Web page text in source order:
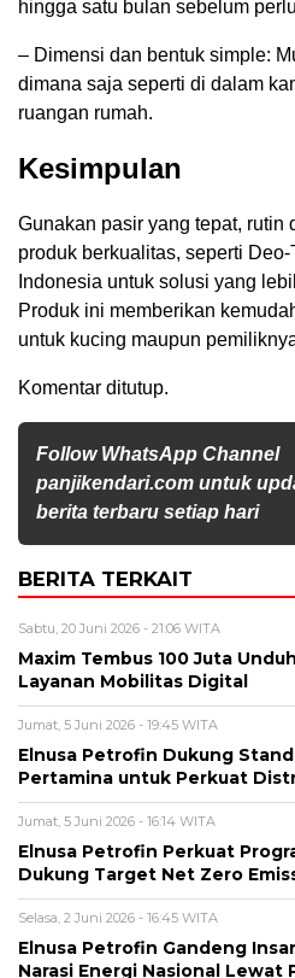
hingga satu bulan sebelum
– Dimensi dan bentuk simple:
dimana saja seperti di dalam
ruangan rumah.
Kesimpulan
Gunakan pasir yang tepat, rutin
produk berkualitas, seperti
Indonesia untuk solusi yang
Produk ini memberikan
untuk kucing maupun
Komentar ditutup.
Follow WhatsApp Channel
panjikendari.com untuk
berita terbaru setiap hari
BERITA TERKAIT
Sabtu, 20 Juni 2026 - 21:06 WITA
Maxim Tembus 100 Juta
Layanan Mobilitas Digital
Jumat, 5 Juni 2026 - 19:45 WITA
Elnusa Petrofin Dukung
Pertamina untuk Perkuat
Jumat, 5 Juni 2026 - 16:14 WITA
Elnusa Petrofin Perkuat
Dukung Target Net Zero
Selasa, 2 Juni 2026 - 16:45 WITA
Elnusa Petrofin Gandeng
Narasi Energi Nasional Lewat